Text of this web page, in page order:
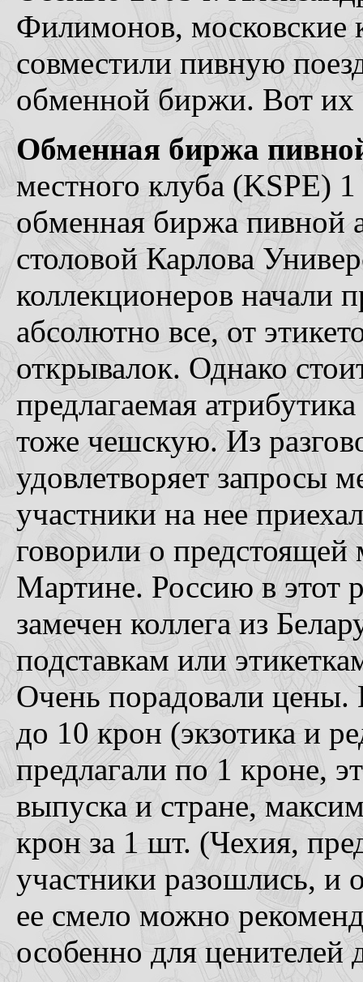
Филимонов, московские
совместили пивную
обменной биржи. Вот их
Обменная биржа
местного клуба (KSPE) 1
обменная биржа пивной
столовой Карлова
коллекционеров начали
абсолютно все, от
открывалок. Однако
предлагаемая
тоже чешскую. Из
удовлетворяет запросы
участники на нее
говорили о
Мартине. Россию в этот
замечен коллега из
подставкам или
Очень порадовали цены.
до 10 крон (экзотика и
предлагали по 1 кроне,
выпуска и стране,
крон за 1 шт. (Чехия,
участники разошлись, и
ее смело можно
особенно для ценителей